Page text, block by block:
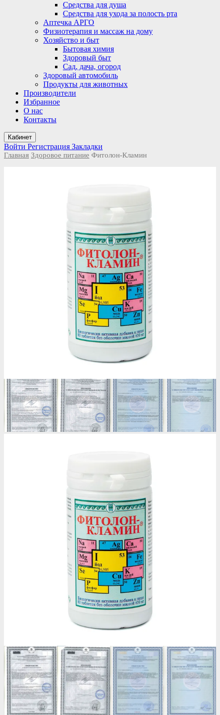
Средства для душа
Средства для ухода за полость рта
Аптечка АРГО
Физиотерапия и массаж на дому
Хозяйство и быт
Бытовая химия
Здоровый быт
Сад, дача, огород
Здоровый автомобиль
Продукты для животных
Производители
Избранное
О нас
Контакты
Кабинет
Войти Регистрация Закладки
Главная Здоровое питание Фитолон-Кламин